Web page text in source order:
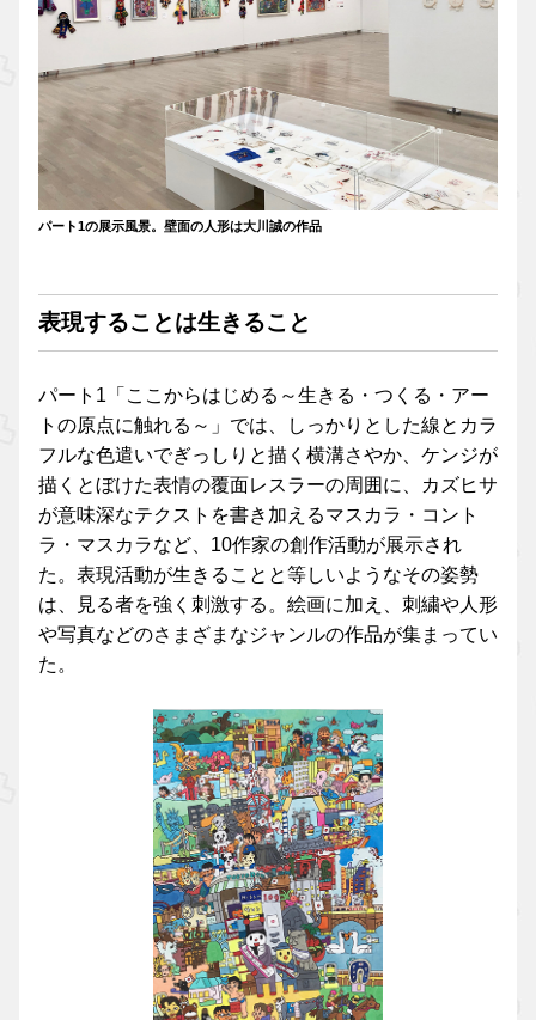
パート1の展示風景。壁面の人形は大川誠の作品
表現することは生きること
パート1「ここからはじめる～生きる・つくる・アー
トの原点に触れる～」では、しっかりとした線とカラ
フルな色遣いでぎっしりと描く横溝さやか、ケンジが
描くとぼけた表情の覆面レスラーの周囲に、カズヒサ
が意味深なテクストを書き加えるマスカラ・コント
ラ・マスカラなど、10作家の創作活動が展示され
た。表現活動が生きることと等しいようなその姿勢
は、見る者を強く刺激する。絵画に加え、刺繍や人形
や写真などのさまざまなジャンルの作品が集まってい
た。